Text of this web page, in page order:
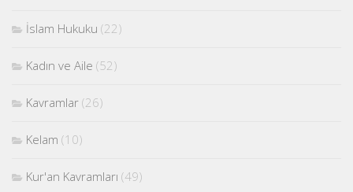
İslam Hukuku (22)
Kadın ve Aile (52)
Kavramlar (26)
Kelam (10)
Kur'an Kavramları (49)